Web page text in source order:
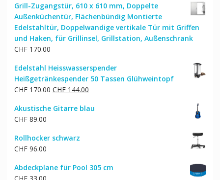
war:
CHF 129.00
ist:
CHF 110.00.
Grill-Zugangstür, 610 x 610 mm, Doppelte
Außenküchentür, Flächenbündig Montierte
Edelstahltür, Doppelwandige vertikale Tür mit Griffen
und Haken, für Grillinsel, Grillstation, Außenschrank
CHF170.00
Edelstahl Heisswasserspender
Heißgetränkespender 50 Tassen Glühweintopf
CHF170.00 Ursprünglicher
war:
CHF144.00Aktueller
ist:
Akustische Gitarre blau
CHF89.00
Rollhocker schwarz
CHF96.00
Abdeckplane für Pool 305 cm
CHF33.00